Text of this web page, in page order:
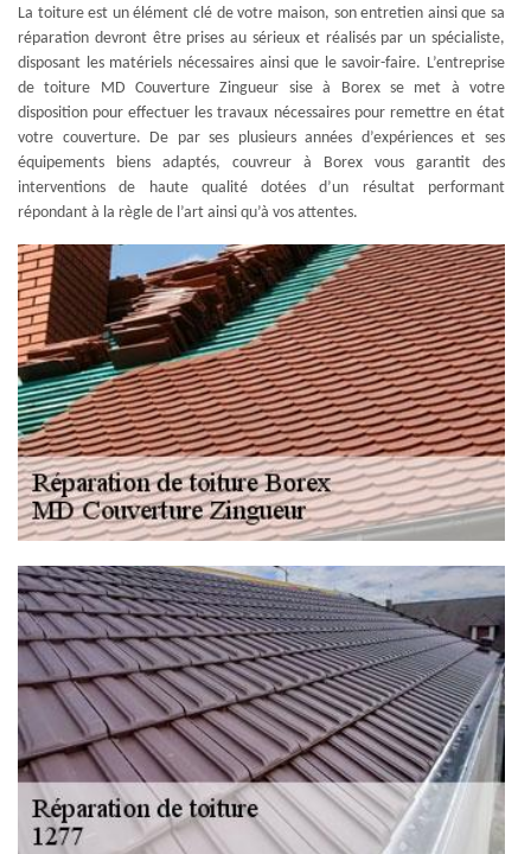
La toiture est un élément clé de votre maison, son entretien ainsi que sa
réparation devront être prises au sérieux et réalisés par un spécialiste,
disposant les matériels nécessaires ainsi que le savoir-faire. L’entreprise
de toiture MD Couverture Zingueur sise à Borex se met à votre
disposition pour effectuer les travaux nécessaires pour remettre en état
votre couverture. De par ses plusieurs années d’expériences et ses
équipements biens adaptés, couvreur à Borex vous garantit des
interventions de haute qualité dotées d’un résultat performant
répondant à la règle de l’art ainsi qu’à vos attentes.